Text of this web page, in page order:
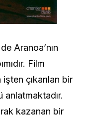
Aranoa’nın
Film
çıkarılan bir
kazanan bir